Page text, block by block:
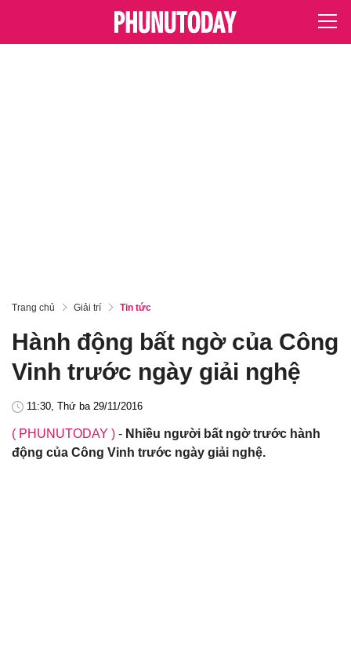
Trang chủ Giải trí Tin tức
Hành động bất ngờ của Công
Vinh trước ngày giải nghệ
11:30, Thứ ba 29/11/2016
( PHUNUTODAY ) - Nhiều người bất ngờ trước hành
động của Công Vinh trước ngày giải nghệ.